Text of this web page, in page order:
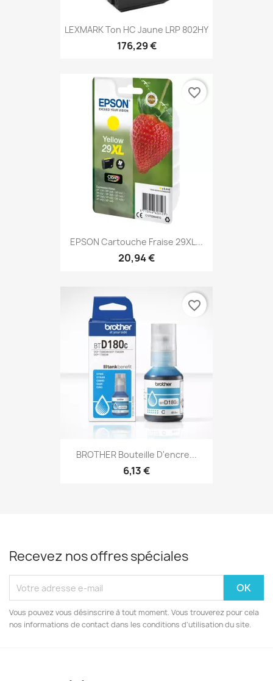
LEXMARK Ton HC Jaune LRP 802HY
176,29 €
EPSON Cartouche Fraise 29XL...
20,94 €
favorite_border
BROTHER Bouteille D'encre...
6,13 €
favorite_border
Recevez nos offres spéciales
Vous pouvez vous désinscrire à tout moment. Vous trouverez pour cela
nos informations de contact dans les conditions d'utilisation du site.